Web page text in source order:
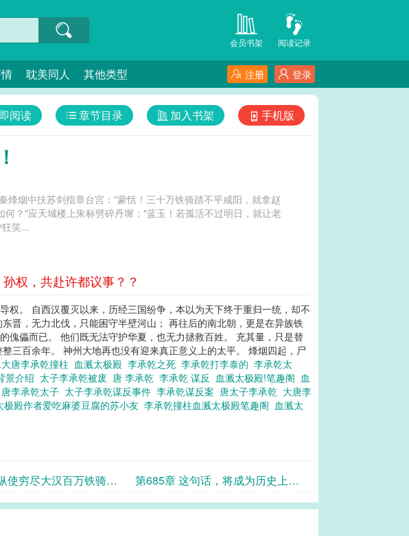
阅读记录
会员书架
耽美同人 其他类型 登录
注册
手机版
加入书架
章节目录
阅读
烟中扶苏剑指章台宫："蒙恬！三十万铁骑踏不平咸阳，就拿赵
？"应天城楼上朱标劈碎丹墀："蓝玉！若孤活不过明日，就让老
笑...
权，共赴许都议事？？
。 自西汉覆灭以来，历经三国纷争，本以为天下终于重归一统，却不
晋，无力北伐，只能困守半壁河山； 再往后的南北朝，更是在异族铁
傀儡而已。 他们既无法守护华夏，也无力拯救百姓。 充其量，只是替
三百余年。 神州大地再也没有迎来真正意义上的太平。 烽烟四起，尸
大唐李承乾撞柱 血溅太极殿 李承乾之死 李承乾打李泰的 李承乾太
景介绍 太子李承乾被废 唐 李承乾 李承乾 谋反 血溅太极殿!笔趣阁 血
唐李承乾太子 太子李承乾谋反事件 李承乾谋反案 唐太子李承乾 大唐李
极殿作者爱吃麻婆豆腐的苏小友 李承乾撞柱血溅太极殿笔趣阁 血溅太
使穷尽大汉百万铁骑，
尽杀绝，一个不留！
第685章 这句话，将成为历史上最
荒诞、最令人痛心的一幕——！